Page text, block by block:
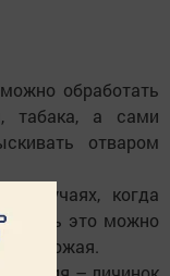
обработать
табака, а сами
отваром
случаях, когда
это можно
урожая.